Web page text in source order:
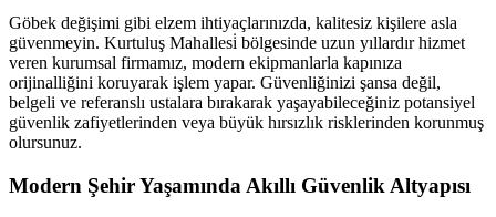
Göbek değişimi gibi elzem ihtiyaçlarınızda, kalitesiz kişilere asla
güvenmeyin. Kurtuluş Mahallesi̇ bölgesinde uzun yıllardır hizmet
veren kurumsal firmamız, modern ekipmanlarla kapınıza
orijinalliğini koruyarak işlem yapar. Güvenliğinizi şansa değil,
belgeli ve referanslı ustalara bırakarak yaşayabileceğiniz potansiyel
güvenlik zafiyetlerinden veya büyük hırsızlık risklerinden korunmuş
olursunuz.
Modern Şehir Yaşamında Akıllı Güvenlik Altyapısı